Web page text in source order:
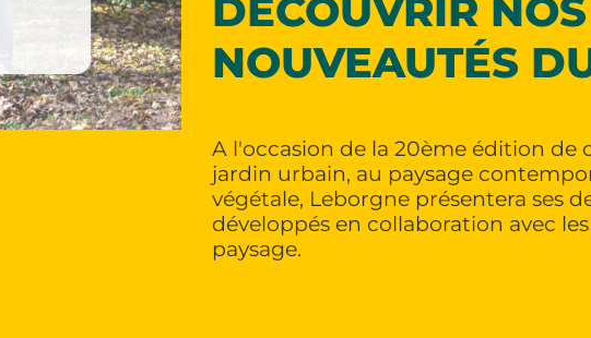
DÉCOUVRIR NOS
NOUVEAUTÉS
A l'occasion de la 20ème édition de
jardin urbain, au paysage
végétale, Leborgne présentera ses
développés en collaboration avec
paysage.